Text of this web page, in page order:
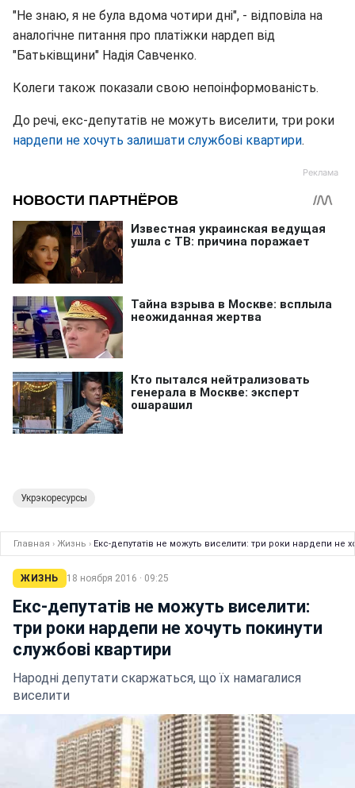
"Не знаю, я не була вдома чотири дні", - відповіла на
аналогічне питання про платіжки нардеп від
"Батьківщини" Надія Савченко.
Колеги також показали свою непоінформованість.
До речі, екс-депутатів не можуть виселити, три роки
нардепи не хочуть залишати службові квартири.
Укрэкоресурсы
Главная › Жизнь › Екс-депутатів не можуть виселити: три роки нардепи не
ЖИЗНЬ 18 ноября 2016 · 09:25
Екс-депутатів не можуть виселити:
три роки нардепи не хочуть покинути
службові квартири
Народні депутати скаржаться, що їх намагалися
виселити